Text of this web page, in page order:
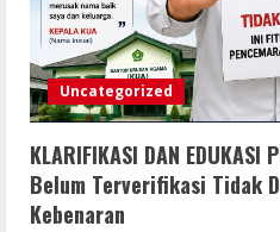
Uncategorized
KLARIFIKASI DAN
Belum Terverifikasi Tidak
Kebenaran